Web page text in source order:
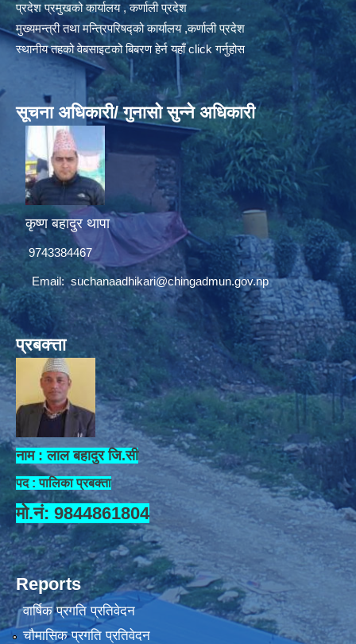
प्रदेश प्रमुखको कार्यालय , कर्णाली प्रदेश
मुख्यमन्त्री तथा मन्त्रिपरिषद्को कार्यालय ,कर्णाली प्रदेश
स्थानीय तहको वेबसाइटको बिबरण हेर्न यहाँ click गर्नुहोस
सूचना अधिकारी/ गुनासो सुन्ने अधिकारी
कृष्ण बहादुर थापा
9743384467
Email:suchanaadhikari@chingadmun.gov.np
प्रबक्त्ता
नाम : लाल बहादुर जि.सी
पद : पालिका प्रबक्ता
मो.नं: 9844861804
Reports
वार्षिक प्रगति प्रतिवेदन
चौमासिक प्रगति प्रतिवेदन